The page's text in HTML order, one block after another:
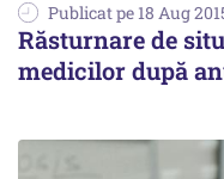
Publicat pe 18 Aug
Răsturnare de
medicilor după